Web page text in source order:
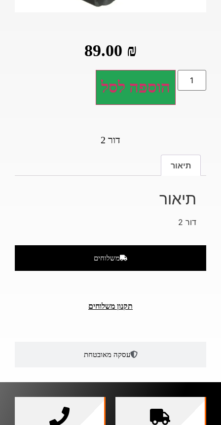
89.00₪
הוספה לסל
דור 2
תיאור
תיאור
דור 2
משלוחים
עסקה מאובטחת
תקנון משלוחים